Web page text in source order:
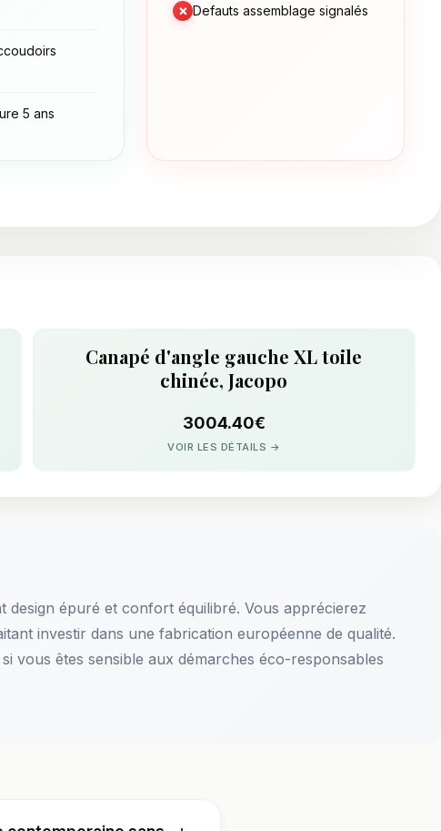
5 ans
× Defauts assemblage signalés
Canapé d'angle gauche XL toile
chinée, Jacopo
3004.40€
VOIR LES DÉTAILS →
épuré et confort équilibré. Vous apprécierez
investir dans une fabrication européenne de qualité.
vous êtes sensible aux démarches éco-responsables